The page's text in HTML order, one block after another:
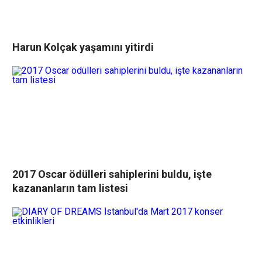
Harun Kolçak yaşamını yitirdi
2017 Oscar ödülleri sahiplerini buldu, işte
kazananların tam listesi